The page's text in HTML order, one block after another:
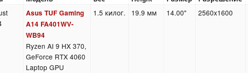
Asus TUF Gaming
A14 FA401WV-
WB94
Ryzen AI 9 HX 370,
GeForce RTX 4060
Laptop GPU
1.5 килог. 19.9 мм 14.00" 2560x1600